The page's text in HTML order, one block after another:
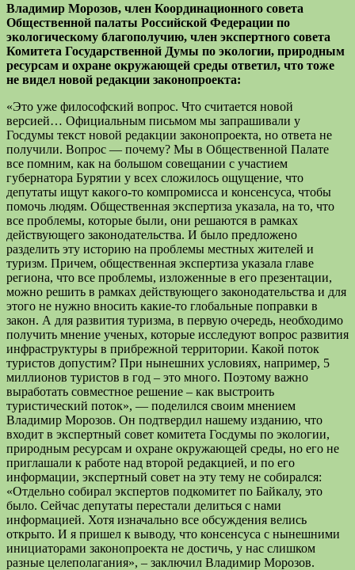
Владимир Морозов, член Координационного совета
Общественной палаты Российской Федерации по
экологическому благополучию, член экспертного совета
Комитета Государственной Думы по экологии, природным
ресурсам и охране окружающей среды ответил, что тоже
не видел новой редакции законопроекта:
«Это уже философский вопрос. Что считается новой
версией… Официальным письмом мы запрашивали у
Госдумы текст новой редакции законопроекта, но ответа не
получили. Вопрос — почему? Мы в Общественной Палате
все помним, как на большом совещании с участием
губернатора Бурятии у всех сложилось ощущение, что
депутаты ищут какого-то компромисса и консенсуса, чтобы
помочь людям. Общественная экспертиза указала, на то, что
все проблемы, которые были, они решаются в рамках
действующего законодательства. И было предложено
разделить эту историю на проблемы местных жителей и
туризм. Причем, общественная экспертиза указала главе
региона, что все проблемы, изложенные в его презентации,
можно решить в рамках действующего законодательства и для
этого не нужно вносить какие-то глобальные поправки в
закон. А для развития туризма, в первую очередь, необходимо
получить мнение ученых, которые исследуют вопрос развития
инфраструктуры в прибрежной территории. Какой поток
туристов допустим? При нынешних условиях, например, 5
миллионов туристов в год – это много. Поэтому важно
выработать совместное решение – как выстроить
туристический поток», — поделился своим мнением
Владимир Морозов. Он подтвердил нашему изданию, что
входит в экспертный совет комитета Госдумы по экологии,
природным ресурсам и охране окружающей среды, но его не
приглашали к работе над второй редакцией, и по его
информации, экспертный совет на эту тему не собирался:
«Отдельно собирал экспертов подкомитет по Байкалу, это
было. Сейчас депутаты перестали делиться с нами
информацией. Хотя изначально все обсуждения велись
открыто. И я пришел к выводу, что консенсуса с нынешними
инициаторами законопроекта не достичь, у нас слишком
разные целеполагания», – заключил Владимир Морозов.